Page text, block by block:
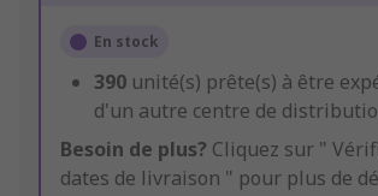
En stock
390 unité(s) prête(s) à être
d'un autre centre de
Besoin de plus? Cliquez sur "
dates de livraison " pour plus de